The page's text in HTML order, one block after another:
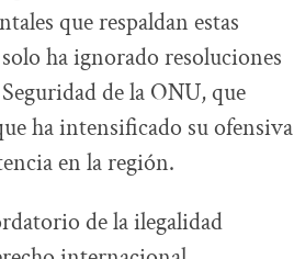
que respaldan estas
ha ignorado resoluciones
de la ONU, que
ha intensificado su ofensiva
en la región.
de la ilegalidad